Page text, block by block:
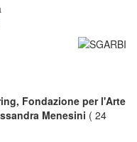
Fondazione per l'Arte
Menesini ( 24